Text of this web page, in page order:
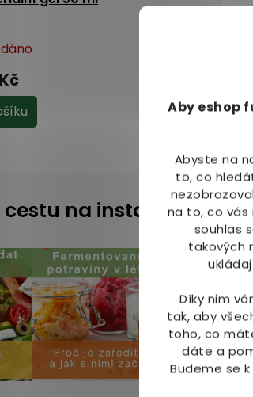
Aby eshop
Abyste na
to, co
na to, co vás
souhlas
takových
Díky nim
tak, aby
toho, co
dáte a
Budeme se
cestu na instagramu